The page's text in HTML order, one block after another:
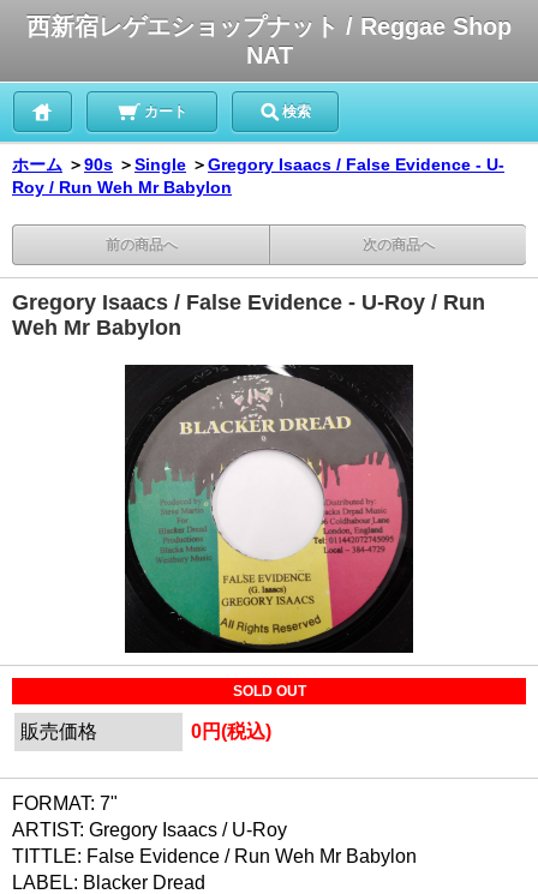
西新宿レゲエショップナット / Reggae Shop
NAT
カート 検索
ホーム ＞90s ＞Single ＞Gregory Isaacs / False Evidence - U-
Roy / Run Weh Mr Babylon
前の商品へ 次の商品へ
Gregory Isaacs / False Evidence - U-Roy / Run
Weh Mr Babylon
SOLD OUT
販売価格 0円(税込)
FORMAT: 7"
ARTIST: Gregory Isaacs / U-Roy
TITTLE: False Evidence / Run Weh Mr Babylon
LABEL: Blacker Dread